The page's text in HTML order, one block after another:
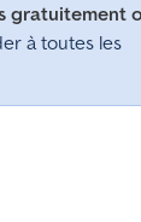
gratuitement
à toutes les